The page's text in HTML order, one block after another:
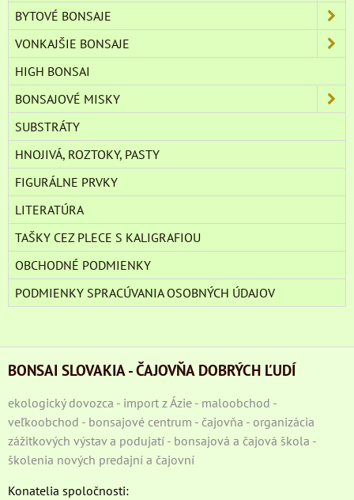
BYTOVÉ BONSAJE
VONKAJŠIE BONSAJE
HIGH BONSAI
BONSAJOVÉ MISKY
SUBSTRÁTY
HNOJIVÁ, ROZTOKY, PASTY
FIGURÁLNE PRVKY
LITERATÚRA
TAŠKY CEZ PLECE S KALIGRAFIOU
OBCHODNÉ PODMIENKY
PODMIENKY SPRACÚVANIA OSOBNÝCH ÚDAJOV
BONSAI SLOVAKIA - ČAJOVŇA DOBRÝCH ĽUDÍ
ekologický dovozca - import z Ázie - maloobchod -
veľkoobchod - bonsajové centrum - čajovňa - organizácia
zážitkových výstav a podujatí - bonsajová a čajová škola -
školenia nových predajní a čajovní
Konatelia spoločnosti: